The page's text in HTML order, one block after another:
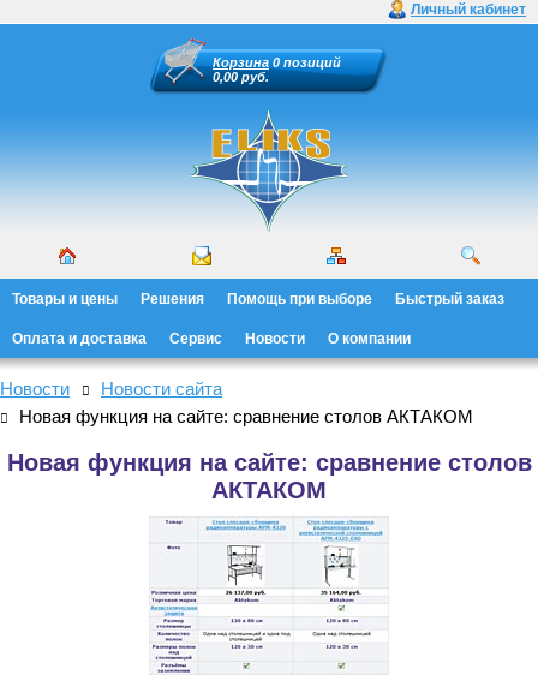
Личный кабинет
Корзина 0 позиций
0,00 руб.
Товары и цены Решения Помощь при выборе Быстрый заказ
Оплата и доставка Сервис Новости О компании
Новости
Новости сайта
Новая функция на сайте: сравнение столов АКТАКОМ
Новая функция на сайте: сравнение столов
АКТАКОМ